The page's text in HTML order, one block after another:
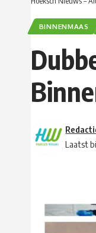
BINNENMAAS
Laatst